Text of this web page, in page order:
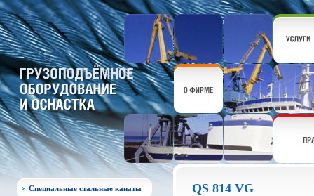
Специальные стальные канаты QS 814 VG